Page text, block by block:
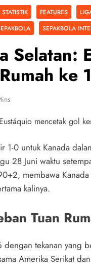
FEATURES
SEPAKBOLA
Selatan:
ke
1-0 untuk Kanada
28 Juni waktu
membawa
kalinya.
Tuan
tekanan yang
Amerika Serikat